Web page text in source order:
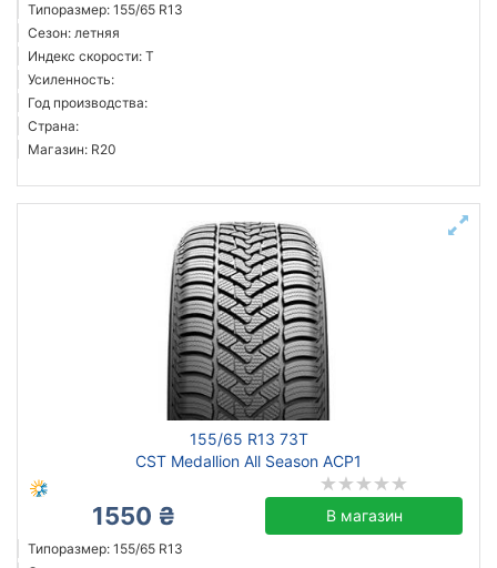
Типоразмер: 155/65 R13
Сезон: летняя
Индекс скорости: T
Усиленность:
Год производства:
Страна:
Магазин: R20
155/65 R13 73T
CST Medallion All Season ACP1
1550 ₴ В магазин
Типоразмер: 155/65 R13